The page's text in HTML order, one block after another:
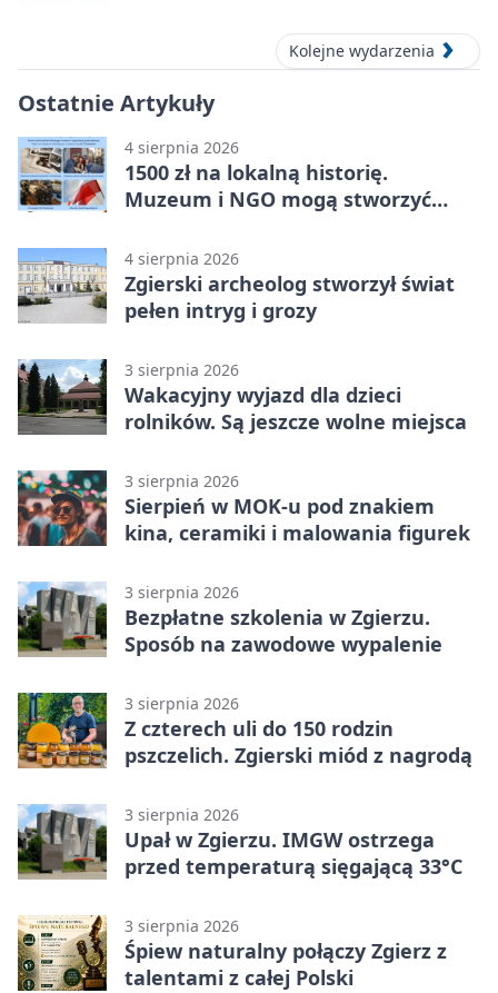
Kolejne wydarzenia
Ostatnie Artykuły
4 sierpnia 2026
1500 zł na lokalną historię.
Muzeum i NGO mogą stworzyć
4 sierpnia 2026
Zgierski archeolog stworzył świat
pełen intryg i grozy
3 sierpnia 2026
Wakacyjny wyjazd dla dzieci
rolników. Są jeszcze wolne miejsca
3 sierpnia 2026
Sierpień w MOK-u pod znakiem
kina, ceramiki i malowania figurek
3 sierpnia 2026
Bezpłatne szkolenia w Zgierzu.
Sposób na zawodowe wypalenie
3 sierpnia 2026
Z czterech uli do 150 rodzin
pszczelich. Zgierski miód z nagrodą
3 sierpnia 2026
Upał w Zgierzu. IMGW ostrzega
przed temperaturą sięgającą 33°C
3 sierpnia 2026
Śpiew naturalny połączy Zgierz z
talentami z całej Polski